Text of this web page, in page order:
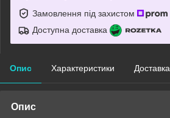
Замовлення під захистом
Доступна доставка
Опис Характеристики Доставка
Опис